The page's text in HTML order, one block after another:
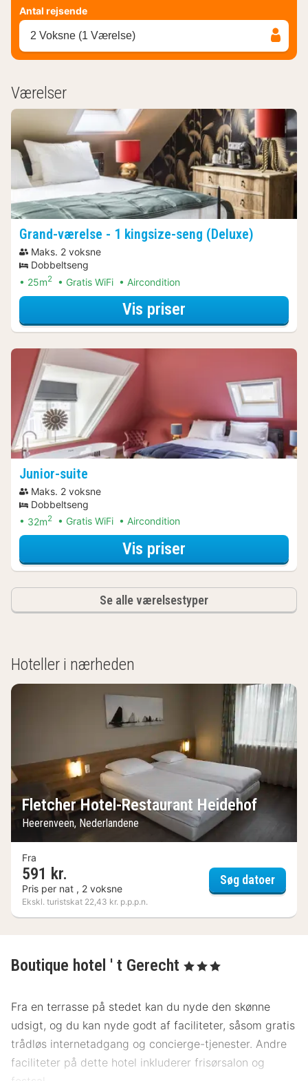
Antal rejsende
2 Voksne (1 Værelse)
Værelser
Grand-værelse - 1 kingsize-seng (Deluxe)
Maks. 2 voksne
Dobbeltseng
25m2 Gratis WiFi Aircondition
Vis priser
Junior-suite
Maks. 2 voksne
Dobbeltseng
32m2 Gratis WiFi Aircondition
Vis priser
Se alle værelsestyper
Hoteller i nærheden
Fletcher Hotel-Restaurant Heidehof
Heerenveen, Nederlandene
Fra
591 kr.
Pris per nat , 2 voksne
Ekskl. turistskat 22,43 kr. p.p.p.n.
Søg datoer
Boutique hotel ' t Gerecht , 3 Stjerner
Fra en terrasse på stedet kan du nyde den skønne
udsigt, og du kan nyde godt af faciliteter, såsom gratis
trådløs internetadgang og concierge-tjenester. Andre
faciliteter på dette hotel inkluderer frisørsalon og